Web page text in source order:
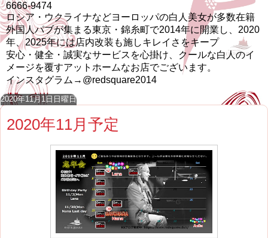
6666-9474
ロシア・ウクライナなどヨーロッパの白人美女が多数在籍
外国人パブが集まる東京・錦糸町で2014年に開業し、2020
年、2025年には店内改装も施しキレイさをキープ
安心・健全・誠実なサービスを心掛け、クールな白人のイ
メージを覆すアットホームなお店でございます。
インスタグラム→@redsquare2014
2020年11月1日日曜日
2020年11月予定